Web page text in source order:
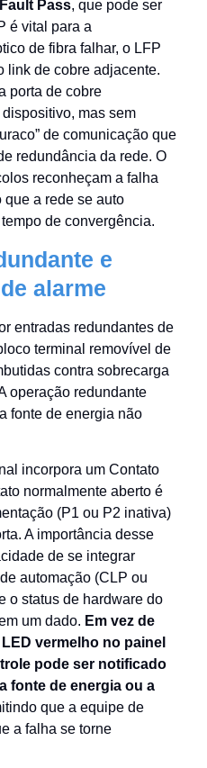
Pass, que pode ser
é vital para a
de fibra falhar, o LFP
link de cobre adjacente.
porta de cobre
mas sem
de comunicação que
redundância da rede. O
reconheçam a falha
que a rede se auto
de convergência.
e
alarme
entradas redundantes de
terminal removível de
contra sobrecarga
operação redundante
fonte de energia não
incorpora um Contato
normalmente aberto é
(P1 ou P2 inativa)
A importância desse
de se integrar
automação (CLP ou
o status de hardware do
um dado. Em vez de
vermelho no painel
pode ser notificado
fonte de energia ou a
que a equipe de
a falha se torne